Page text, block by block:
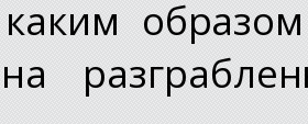
каким